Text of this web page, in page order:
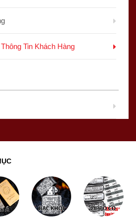
Tin Khách Hàng